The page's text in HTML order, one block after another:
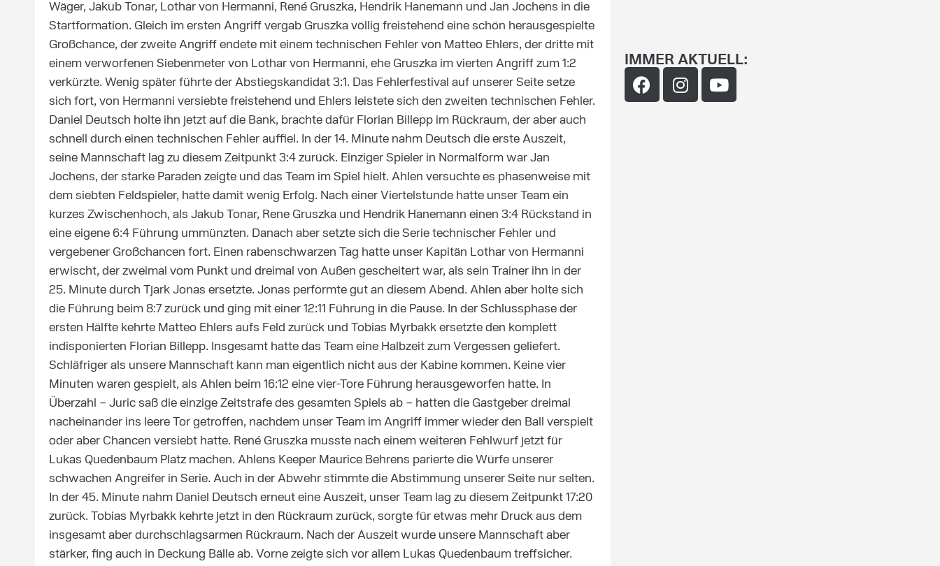
Wäger, Jakub Tonar, Lothar von Hermanni, René Gruszka, Hendrik Hanemann und Jan Jochens in die
Startformation. Gleich im ersten Angriff vergab Gruszka völlig freistehend eine schön herausgespielte
Großchance, der zweite Angriff endete mit einem technischen Fehler von Matteo Ehlers, der dritte mit
einem verworfenen Siebenmeter von Lothar von Hermanni, ehe Gruszka im vierten Angriff zum 1:2
verkürzte. Wenig später führte der Abstiegskandidat 3:1. Das Fehlerfestival auf unserer Seite setze
sich fort, von Hermanni versiebte freistehend und Ehlers leistete sich den zweiten technischen Fehler.
Daniel Deutsch holte ihn jetzt auf die Bank, brachte dafür Florian Billepp im Rückraum, der aber auch
schnell durch einen technischen Fehler auffiel. In der 14. Minute nahm Deutsch die erste Auszeit,
seine Mannschaft lag zu diesem Zeitpunkt 3:4 zurück. Einziger Spieler in Normalform war Jan
Jochens, der starke Paraden zeigte und das Team im Spiel hielt. Ahlen versuchte es phasenweise mit
dem siebten Feldspieler, hatte damit wenig Erfolg. Nach einer Viertelstunde hatte unser Team ein
kurzes Zwischenhoch, als Jakub Tonar, Rene Gruszka und Hendrik Hanemann einen 3:4 Rückstand in
eine eigene 6:4 Führung ummünzten. Danach aber setzte sich die Serie technischer Fehler und
vergebener Großchancen fort. Einen rabenschwarzen Tag hatte unser Kapitän Lothar von Hermanni
erwischt, der zweimal vom Punkt und dreimal von Außen gescheitert war, als sein Trainer ihn in der
25. Minute durch Tjark Jonas ersetzte. Jonas performte gut an diesem Abend. Ahlen aber holte sich
die Führung beim 8:7 zurück und ging mit einer 12:11 Führung in die Pause. In der Schlussphase der
ersten Hälfte kehrte Matteo Ehlers aufs Feld zurück und Tobias Myrbakk ersetzte den komplett
indisponierten Florian Billepp. Insgesamt hatte das Team eine Halbzeit zum Vergessen geliefert.
Schläfriger als unsere Mannschaft kann man eigentlich nicht aus der Kabine kommen. Keine vier
Minuten waren gespielt, als Ahlen beim 16:12 eine vier-Tore Führung herausgeworfen hatte. In
Überzahl – Juric saß die einzige Zeitstrafe des gesamten Spiels ab – hatten die Gastgeber dreimal
nacheinander ins leere Tor getroffen, nachdem unser Team im Angriff immer wieder den Ball verspielt
oder aber Chancen versiebt hatte. René Gruszka musste nach einem weiteren Fehlwurf jetzt für
Lukas Quedenbaum Platz machen. Ahlens Keeper Maurice Behrens parierte die Würfe unserer
schwachen Angreifer in Serie. Auch in der Abwehr stimmte die Abstimmung unserer Seite nur selten.
In der 45. Minute nahm Daniel Deutsch erneut eine Auszeit, unser Team lag zu diesem Zeitpunkt 17:20
zurück. Tobias Myrbakk kehrte jetzt in den Rückraum zurück, sorgte für etwas mehr Druck aus dem
insgesamt aber durchschlagsarmen Rückraum. Nach der Auszeit wurde unsere Mannschaft aber
stärker, fing auch in Deckung Bälle ab. Vorne zeigte sich vor allem Lukas Quedenbaum treffsicher.
IMMER AKTUELL: